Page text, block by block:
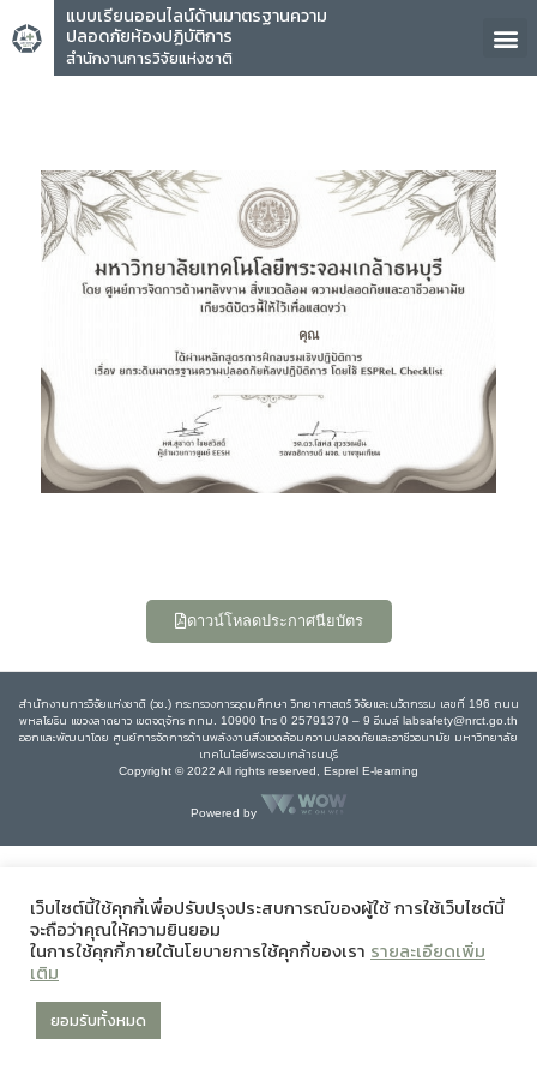
แบบเรียนออนไลน์ด้านมาตรฐานความ
ปลอดภัยห้องปฏิบัติการ
สำนักงานการวิจัยแห่งชาติ
คุณ
ดาวน์โหลดประกาศนียบัตร
สำนักงานการวิจัยแห่งชาติ (วช.) กระทรวงการอุดมศึกษา วิทยาศาสตร์ วิจัยและนวัตกรรม เลขที่ 196 ถนน
พหลโยธิน แขวงลาดยาว เขตจตุจักร กทม. 10900 โทร 0 25791370 – 9 อีเมล์ labsafety@nrct.go.th
ออกและพัฒนาโดย ศูนย์การจัดการด้านพลังงานสิ่งแวดล้อมความปลอดภัยและอาชีวอนามัย มหาวิทยาลัย
เทคโนโลยีพระจอมเกล้าธนบุรี
Copyright © 2022 All rights reserved, Esprel E-learning
Powered by
เว็บไซต์นี้ใช้คุกกี้เพื่อปรับปรุงประสบการณ์ของผู้ใช้ การใช้เว็บไซต์นี้
จะถือว่าคุณให้ความยินยอม
ในการใช้คุกกี้ภายใต้นโยบายการใช้คุกกี้ของเรา รายละเอียดเพิ่ม
เติม
ยอมรับทั้งหมด